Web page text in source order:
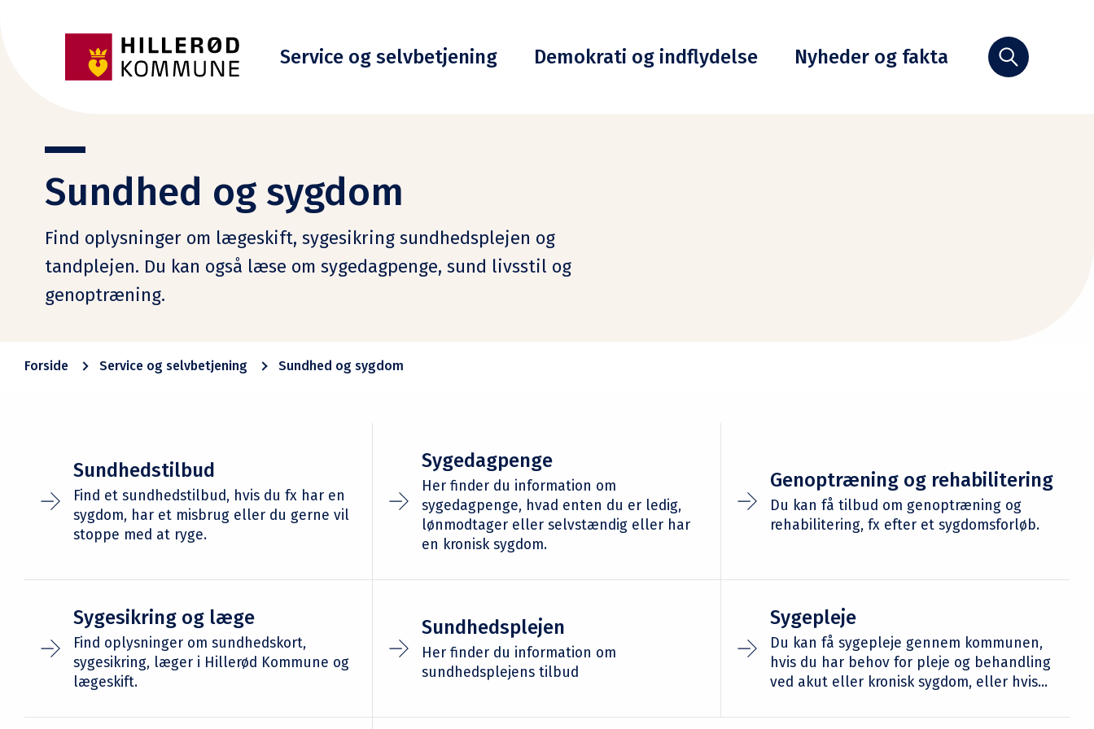
Service og selvbetjening Demokrati og indflydelse Nyheder og fakta Søg
Sundhed og sygdom
Find oplysninger om lægeskift, sygesikring sundhedsplejen og
tandplejen. Du kan også læse om sygedagpenge, sund livsstil og
genoptræning.
Forside Service og selvbetjening Sundhed og sygdom
Sundhedstilbud
Find et sundhedstilbud, hvis du fx har en
sygdom, har et misbrug eller du gerne vil
stoppe med at ryge.
Sygedagpenge
Her finder du information om
sygedagpenge, hvad enten du er ledig,
lønmodtager eller selvstændig eller har
en kronisk sygdom.
Genoptræning og rehabilitering
Du kan få tilbud om genoptræning og
rehabilitering, fx efter et sygdomsforløb.
Sygesikring og læge
Find oplysninger om sundhedskort,
sygesikring, læger i Hillerød Kommune og
lægeskift.
Sundhedsplejen
Her finder du information om
sundhedsplejens tilbud
Sygepleje
Du kan få sygepleje gennem kommunen,
hvis du har behov for pleje og behandling
ved akut eller kronisk sygdom, eller hvis...